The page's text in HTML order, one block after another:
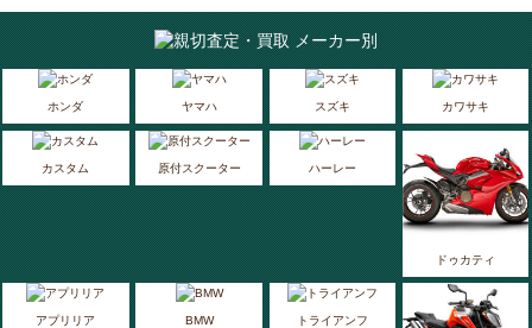
ホンダ ヤマハ スズキ カワサキ
カスタム 原付スクーター ハーレー
ドゥカティ
アプリリア BMW トライアンフ